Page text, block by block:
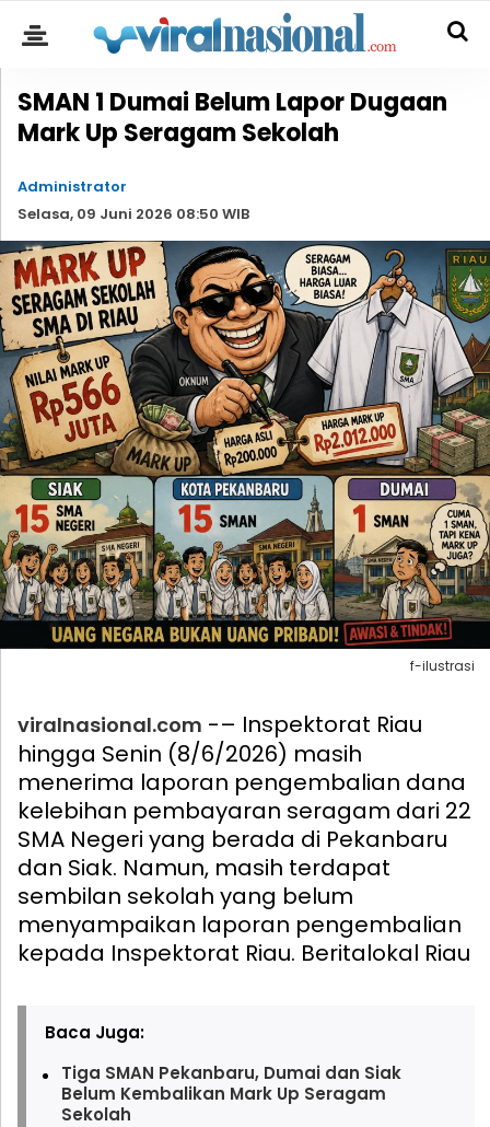
SMAN 1 Dumai Belum Lapor Dugaan
Mark Up Seragam Sekolah
Administrator
Selasa, 09 Juni 2026 08:50 WIB
f-ilustrasi
viralnasional.com -– Inspektorat Riau
hingga Senin (8/6/2026) masih
menerima laporan pengembalian dana
kelebihan pembayaran seragam dari 22
SMA Negeri yang berada di Pekanbaru
dan Siak. Namun, masih terdapat
sembilan sekolah yang belum
menyampaikan laporan pengembalian
kepada Inspektorat Riau. Beritalokal Riau
Baca Juga:
Tiga SMAN Pekanbaru, Dumai dan Siak
Belum Kembalikan Mark Up Seragam
Sekolah